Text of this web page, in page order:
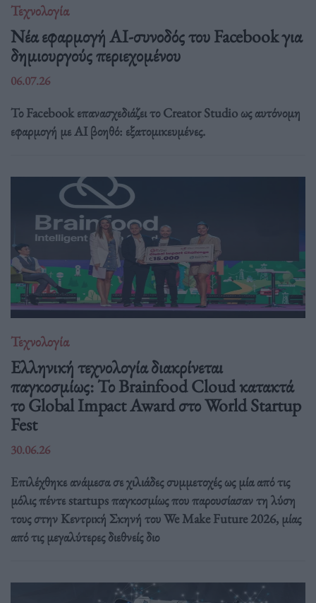
Τεχνολογία
Νέα εφαρμογή AI-συνοδός του Facebook για
δημιουργούς περιεχομένου
06.07.26
Το Facebook επανασχεδιάζει το Creator Studio ως αυτόνομη
εφαρμογή με AI βοηθό: εξατομικευμένες.
Τεχνολογία
Ελληνική τεχνολογία διακρίνεται
παγκοσμίως: Το Brainfood Cloud κατακτά
το Global Impact Award στο World Startup
Fest
30.06.26
Επιλέχθηκε ανάμεσα σε χιλιάδες συμμετοχές ως μία από τις
μόλις πέντε startups παγκοσμίως που παρουσίασαν τη λύση
τους στην Κεντρική Σκηνή του We Make Future 2026, μίας
από τις μεγαλύτερες διεθνείς διο